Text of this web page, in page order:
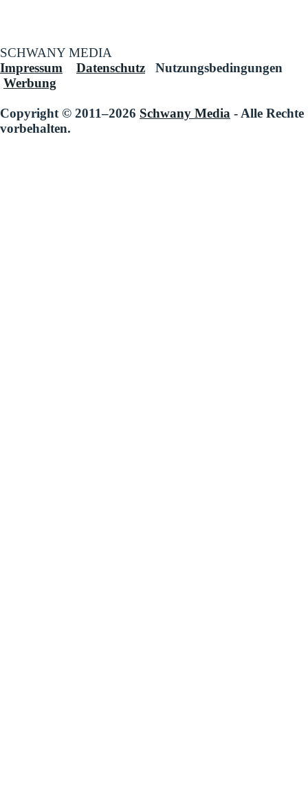
SCHWANY MEDIA
Impressum
Datenschutz Nutzungsbedingungen
Werbung
Copyright © 2011–2026 Schwany Media - Alle Rechte
vorbehalten.